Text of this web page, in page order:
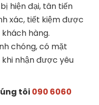
hiện đại, tân tiến
xác, tiết kiệm được
hàng.
chóng, có mặt
nhận được yêu
tôi 090 6060